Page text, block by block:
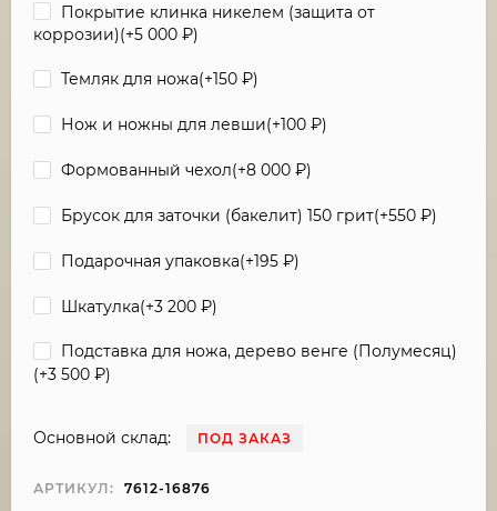
Покрытие клинка никелем (защита от
коррозии)(+5 000 ₽)
Темляк для ножа(+150 ₽)
Нож и ножны для левши(+100 ₽)
Формованный чехол(+8 000 ₽)
Брусок для заточки (бакелит) 150 грит(+550 ₽)
Подарочная упаковка(+195 ₽)
Шкатулка(+3 200 ₽)
Подставка для ножа, дерево венге (Полумесяц)
(+3 500 ₽)
Основной склад: ПОД ЗАКАЗ
АРТИКУЛ: 7612-16876